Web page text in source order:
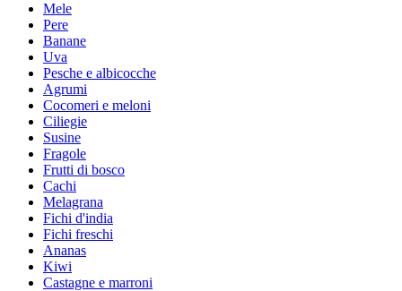
Mele
Pere
Banane
Uva
Pesche e albicocche
Agrumi
Cocomeri e meloni
Ciliegie
Susine
Fragole
Frutti di bosco
Cachi
Melagrana
Fichi d'india
Fichi freschi
Ananas
Kiwi
Castagne e marroni